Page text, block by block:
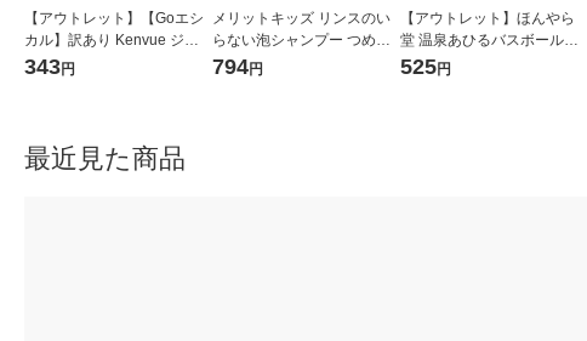
【アウトレット】【Goエシ
カル】訳あり Kenvue ジョ
ンソン ナチュラルベビーパ
343円
メリットキッズ リンスのい
らない泡シャンプー つめか
え用 270ml 1個 花王
794円
【アウトレット】ほんやら
堂 温泉あひるバスボールセ
ット ゆずの香り 入浴剤 1箱
525円
最近見た商品